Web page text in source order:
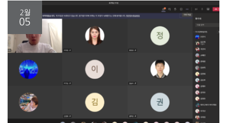
2월
05